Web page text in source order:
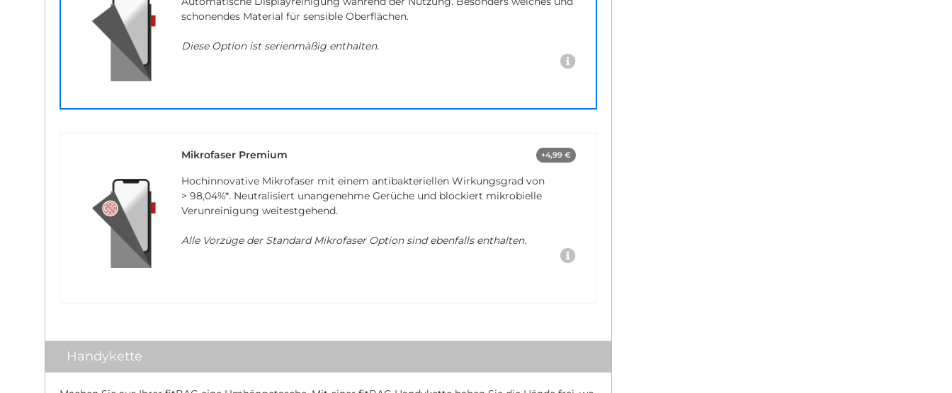
schonendes Material für sensible Oberflächen.
Diese Option ist serienmäßig enthalten.
Mikrofaser Premium +4,99 €
Hochinnovative Mikrofaser mit einem antibakteriellen Wirkungsgrad von
> 98,04%*. Neutralisiert unangenehme Gerüche und blockiert mikrobielle
Verunreinigung weitestgehend.
Alle Vorzüge der Standard Mikrofaser Option sind ebenfalls enthalten.
Handykette